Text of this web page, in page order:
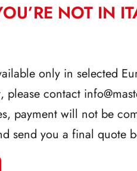
NOT IN
only in selected
please contact
payment will not be
send you a final quote